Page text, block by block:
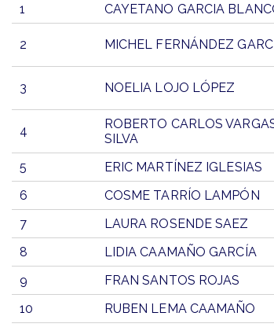
1
CAYETANO GARCIA
2 MICHEL FERNÁNDEZ
3 NOELIA LOJO LÓPEZ
4
ROBERTO CARLOS
SILVA
5 ERIC MARTÍNEZ IGLESIAS
6
COSME TARRÍO LAMPÓN
7
LAURA ROSENDE SAEZ
8
LIDIA CAAMAÑO GARCÍA
9
FRAN SANTOS ROJAS
10
RUBEN LEMA CAAMAÑO